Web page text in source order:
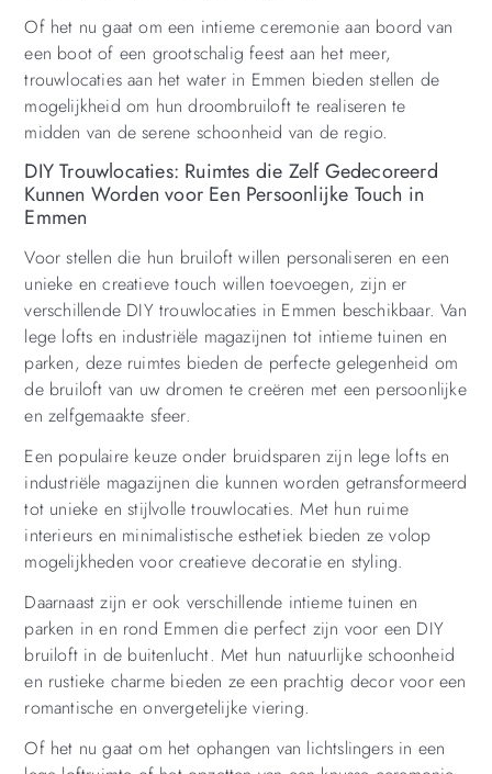
Of het nu gaat om een ​​intieme ceremonie aan boord van
een boot of een grootschalig feest aan het meer,
trouwlocaties aan het water in Emmen bieden stellen de
mogelijkheid om hun droombruiloft te realiseren te
midden van de serene schoonheid van de regio.
DIY Trouwlocaties: Ruimtes die Zelf Gedecoreerd
Kunnen Worden voor Een Persoonlijke Touch in
Emmen
Voor stellen die hun bruiloft willen personaliseren en een
unieke en creatieve touch willen toevoegen, zijn er
verschillende DIY trouwlocaties in Emmen beschikbaar. Van
lege lofts en industriële magazijnen tot intieme tuinen en
parken, deze ruimtes bieden de perfecte gelegenheid om
de bruiloft van uw dromen te creëren met een persoonlijke
en zelfgemaakte sfeer.
Een populaire keuze onder bruidsparen zijn lege lofts en
industriële magazijnen die kunnen worden getransformeerd
tot unieke en stijlvolle trouwlocaties. Met hun ruime
interieurs en minimalistische esthetiek bieden ze volop
mogelijkheden voor creatieve decoratie en styling.
Daarnaast zijn er ook verschillende intieme tuinen en
parken in en rond Emmen die perfect zijn voor een DIY
bruiloft in de buitenlucht. Met hun natuurlijke schoonheid
en rustieke charme bieden ze een prachtig decor voor een
romantische en onvergetelijke viering.
Of het nu gaat om het ophangen van lichtslingers in een